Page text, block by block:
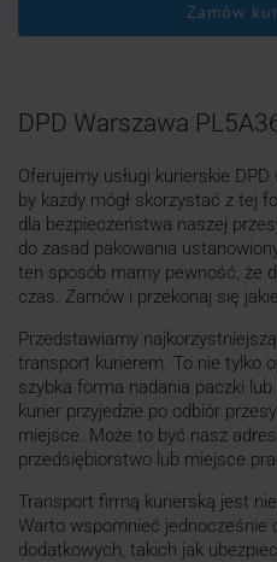
Zamów
DPD Warszawa
Oferujemy usługi kurierskie
by każdy mógł skorzystać z tej
dla bezpieczeństwa naszej
do zasad pakowania
ten sposób mamy pewność, że
czas. Zamów i przekonaj się
Przedstawiamy
transport kurierem. To nie tylko
szybka forma nadania paczki
kurier przyjedzie po odbiór
miejsce. Może to być nasz
przedsiębiorstwo lub miejsce
Transport firmą kurierską jest
Warto wspomnieć jednocześnie
dodatkowych, takich jak